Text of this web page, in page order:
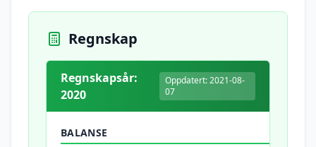
Regnskap
Regnskapsår:
2020
Oppdatert: 2021-08-
07
BALANSE